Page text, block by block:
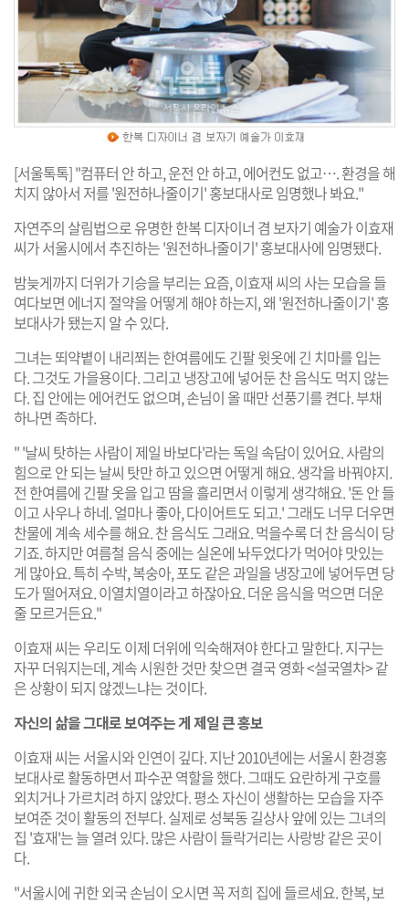
[서울톡톡] "컴퓨터 안 하고, 운전 안 하고, 에어컨도 없고…. 환경을 해
치지 않아서 저를 '원전하나줄이기' 홍보대사로 임명했나 봐요."
자연주의 살림법으로 유명한 한복 디자이너 겸 보자기 예술가 이효재
씨가 서울시에서 추진하는 '원전하나줄이기' 홍보대사에 임명됐다.
밤늦게까지 더위가 기승을 부리는 요즘, 이효재 씨의 사는 모습을 들
여다보면 에너지 절약을 어떻게 해야 하는지, 왜 '원전하나줄이기' 홍
보대사가 됐는지 알 수 있다.
그녀는 뙤약볕이 내리쬐는 한여름에도 긴팔 윗옷에 긴 치마를 입는
다. 그것도 가을용이다. 그리고 냉장고에 넣어둔 찬 음식도 먹지 않는
다. 집 안에는 에어컨도 없으며, 손님이 올 때만 선풍기를 켠다. 부채
하나면 족하다.
" '날씨 탓하는 사람이 제일 바보다'라는 독일 속담이 있어요. 사람의
힘으로 안 되는 날씨 탓만 하고 있으면 어떻게 해요. 생각을 바꿔야지.
전 한여름에 긴팔 옷을 입고 땀을 흘리면서 이렇게 생각해요. '돈 안 들
이고 사우나 하네. 얼마나 좋아, 다이어트도 되고.' 그래도 너무 더우면
찬물에 계속 세수를 해요. 찬 음식도 그래요. 먹을수록 더 찬 음식이 당
기죠. 하지만 여름철 음식 중에는 실온에 놔두었다가 먹어야 맛있는
게 많아요. 특히 수박, 복숭아, 포도 같은 과일을 냉장고에 넣어두면 당
도가 떨어져요. 이열치열이라고 하잖아요. 더운 음식을 먹으면 더운
줄 모르거든요."
이효재 씨는 우리도 이제 더위에 익숙해져야 한다고 말한다. 지구는
자꾸 더워지는데, 계속 시원한 것만 찾으면 결국 영화 <설국열차> 같
은 상황이 되지 않겠느냐는 것이다.
자신의 삶을 그대로 보여주는 게 제일 큰 홍보
이효재 씨는 서울시와 인연이 깊다. 지난 2010년에는 서울시 환경홍
보대사로 활동하면서 파수꾼 역할을 했다. 그때도 요란하게 구호를
외치거나 가르치려 하지 않았다. 평소 자신이 생활하는 모습을 자주
보여준 것이 활동의 전부다. 실제로 성북동 길상사 앞에 있는 그녀의
집 '효재'는 늘 열려 있다. 많은 사람이 들락거리는 사랑방 같은 곳이
다.
"서울시에 귀한 외국 손님이 오시면 꼭 저희 집에 들르세요. 한복, 보